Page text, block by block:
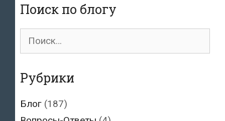
Поиск по блогу
Поиск
Рубрики
Блог (187)